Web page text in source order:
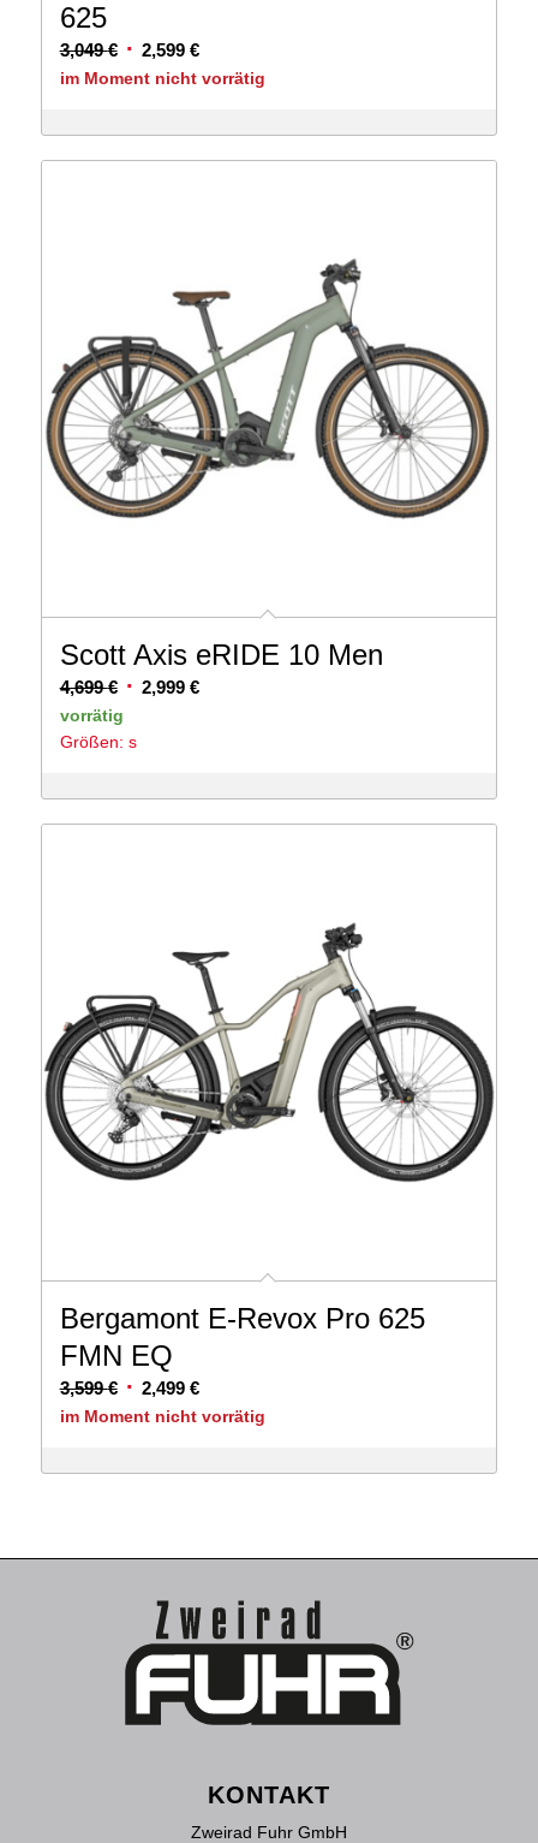
625
3,049€ Ursprünglicher
Preis
3,049 €
2,599 €Aktueller
Preis
2,599 €.
im Moment nicht vorrätig
Scott Axis eRIDE 10 Men
4,699€ Ursprünglicher
Preis
war:
2,999 €Aktueller
vorrätig
Größen: s
Bergamont E-Revox Pro 625
FMN EQ
3,599€ Ursprünglicher
Preis
3,599 €
2,499 €Aktueller
Preis
2,499 €.
im Moment nicht vorrätig
KONTAKT
Zweirad Fuhr GmbH